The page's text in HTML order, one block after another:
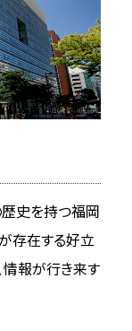
史を持つ福岡
存在する好立
情報が行き来す